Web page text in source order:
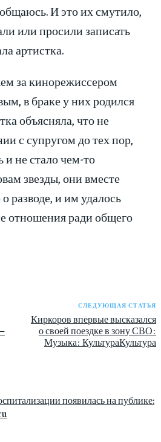
И это их смутило,
или просили записать
артистка.
за кинорежиссером
в браке у них родился
объясняла, что не
с супругом до тех пор,
и не стало чем-то
звезды, они вместе
разводе, и им удалось
отношения ради общего
СЛЕДУЮЩАЯ СТАТЬЯ
Киркоров впервые высказался
о своей поездке в зону СВО:
Музыка: КультураКультура
появилась на публике: